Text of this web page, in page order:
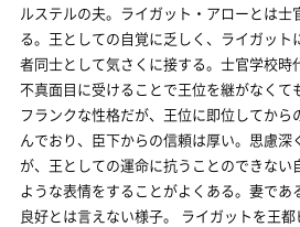
ルステルの夫。ライガット・アローとは士
る。王としての自覚に乏しく、ライガット
者同士として気さくに接する。士官学校時
不真面目に受けることで王位を継がなくて
フランクな性格だが、王位に即位してから
んでおり、臣下からの信頼は厚い。思慮深
が、王としての運命に抗うことのできない
ような表情をすることがよくある。妻であ
良好とは言えない様子。 ライガットを王